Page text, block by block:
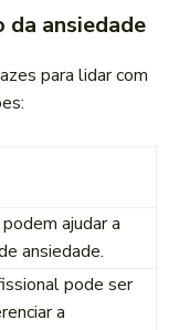
ansiedade
para lidar com
ajudar a
ansiedade.
pode ser
a